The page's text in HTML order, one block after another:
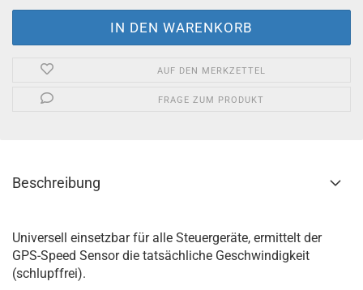
AUF DEN MERKZETTEL
FRAGE ZUM PRODUKT
Beschreibung
Universell einsetzbar für alle Steuergeräte, ermittelt der
GPS-Speed Sensor die tatsächliche Geschwindigkeit
(schlupffrei).